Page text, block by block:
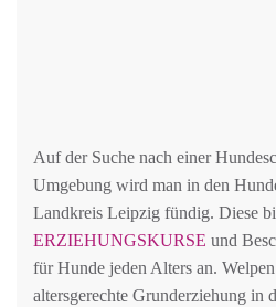
Auf der Suche nach einer
Umgebung wird man in den
Landkreis Leipzig fündig. Diese
ERZIEHUNGSKURSE und
für Hunde jeden Alters an.
altersgerechte Grunderziehung in